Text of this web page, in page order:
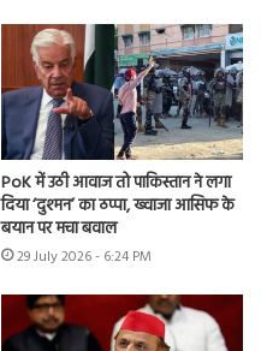
PoK में उठी आवाज तो पाकिस्तान ने लगा
दिया ‘दुश्मन’ का ठप्पा, ख्वाजा आसिफ के
बयान पर मचा बवाल
29 July 2026 - 6:24 PM